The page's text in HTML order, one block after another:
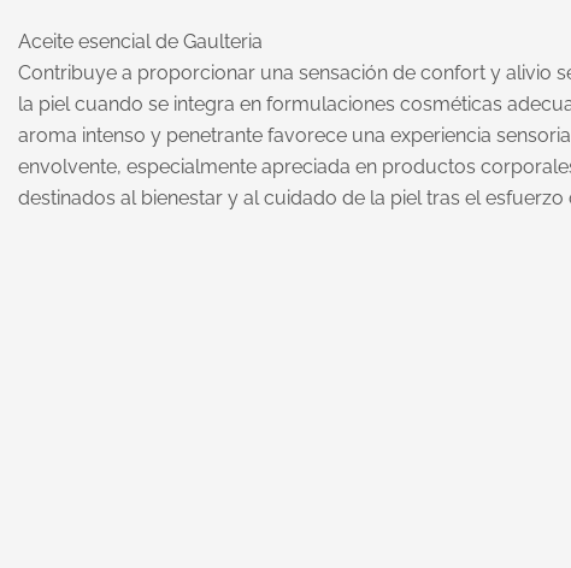
Aceite esencial de Gaulteria
Contribuye a proporcionar una sensación de confort y alivio
la piel cuando se integra en formulaciones cosméticas
aroma intenso y penetrante favorece una experiencia
envolvente, especialmente apreciada en productos
destinados al bienestar y al cuidado de la piel tras el esfuerzo